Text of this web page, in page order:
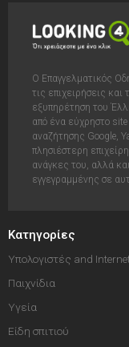
Ο Επαγγελματικός
τις επιχειρήσεις
εξυπηρέτηση του
από ένα εύχρηστο
αναζήτησης Google,
πλησιέστερη
ανάγκες του, αλλά
εγγεγραμμένης σε
Κατηγορίες
Υπολογιστές and
Παιχνίδια
Υγεία
Είδη σπιτιού